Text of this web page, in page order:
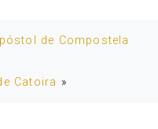
de Compostela
Catoira »